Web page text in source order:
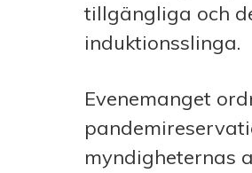
tillgängliga och
induktionsslinga.
Evenemanget
myndigheternas